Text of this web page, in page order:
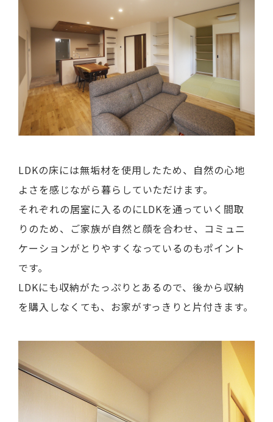
LDKの床には無垢材を使用したため、自然の心地
よさを感じながら暮らしていただけます。
それぞれの居室に入るのにLDKを通っていく間取
りのため、ご家族が自然と顔を合わせ、コミュニ
ケーションがとりやすくなっているのもポイント
です。
LDKにも収納がたっぷりとあるので、後から収納
を購入しなくても、お家がすっきりと片付きます。